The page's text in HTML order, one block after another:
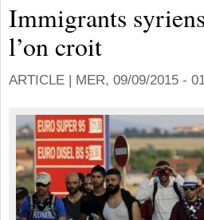
Immigrants
l’on croit
ARTICLE | MER, 09/09/2015 -